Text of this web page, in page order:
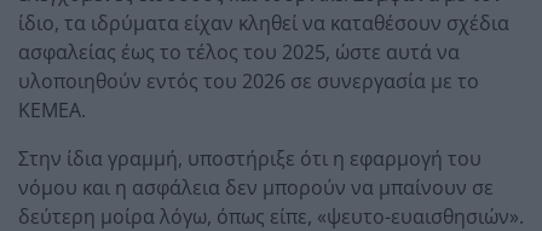
ίδιο, τα ιδρύματα είχαν κληθεί να καταθέσουν σχέδια
ασφαλείας έως το τέλος του 2025, ώστε αυτά να
υλοποιηθούν εντός του 2026 σε συνεργασία με το
ΚΕΜΕΑ.
Στην ίδια γραμμή, υποστήριξε ότι η εφαρμογή του
νόμου και η ασφάλεια δεν μπορούν να μπαίνουν σε
δεύτερη μοίρα λόγω, όπως είπε, «ψευτο-ευαισθησιών».